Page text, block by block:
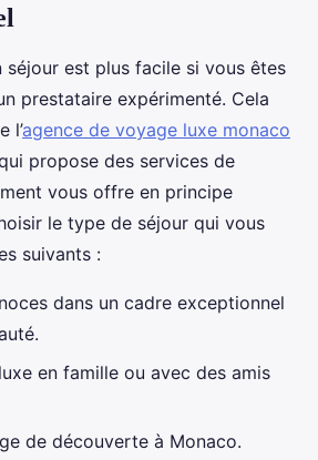
séjour est plus facile si vous êtes
prestataire expérimenté. Cela
l’agence de voyage luxe monaco
propose des services de
vous offre en principe
le type de séjour qui vous
suivants :
dans un cadre exceptionnel
en famille ou avec des amis
de découverte à Monaco.